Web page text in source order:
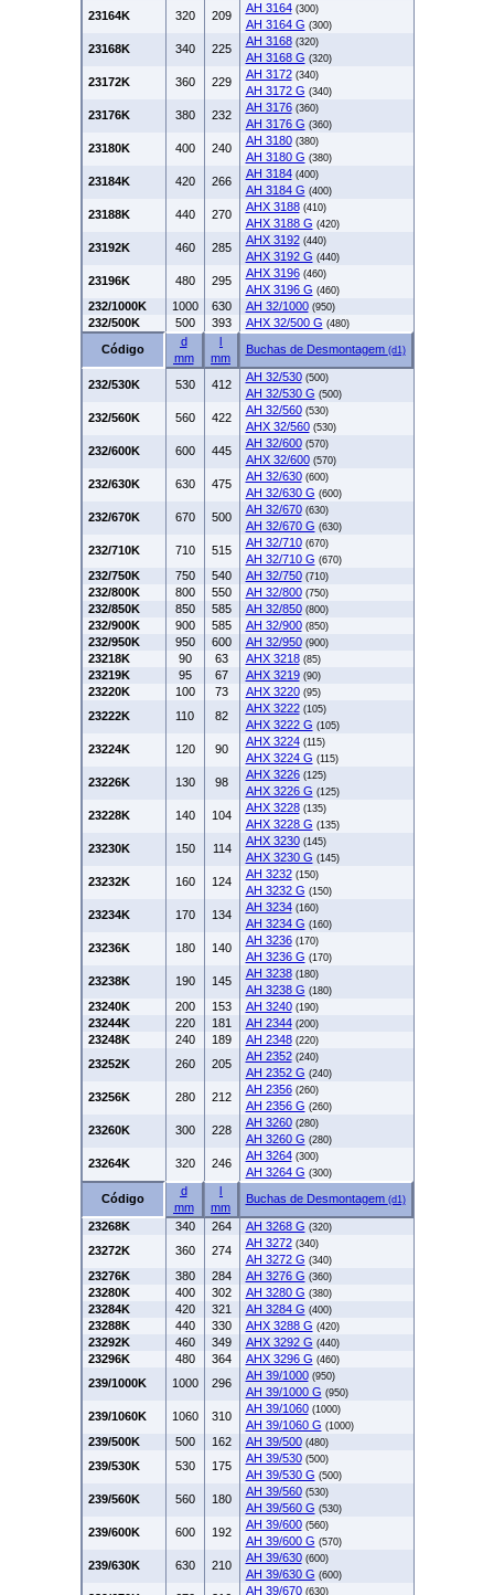
23164K 320 209
AH 3164 (300)
AH 3164 G (300)
23168K 340 225
AH 3168 (320)
AH 3168 G (320)
23172K 360 229
AH 3172 (340)
AH 3172 G (340)
23176K 380 232
AH 3176 (360)
AH 3176 G (360)
23180K 400 240
AH 3180 (380)
AH 3180 G (380)
23184K 420 266
AH 3184 (400)
AH 3184 G (400)
23188K 440 270
AHX 3188 (410)
AHX 3188 G (420)
23192K 460 285
AHX 3192 (440)
AHX 3192 G (440)
23196K 480 295
AHX 3196 (460)
AHX 3196 G (460)
232/1000K 1000 630 AH 32/1000 (950)
232/500K 500 393 AHX 32/500 G (480)
Código
d
mm
l
mm
Buchas de Desmontagem (d1)
232/530K 530 412
AH 32/530 (500)
AH 32/530 G (500)
232/560K 560 422
AH 32/560 (530)
AHX 32/560 (530)
232/600K 600 445
AH 32/600 (570)
AHX 32/600 (570)
232/630K 630 475
AH 32/630 (600)
AH 32/630 G (600)
232/670K 670 500
AH 32/670 (630)
AH 32/670 G (630)
232/710K 710 515
AH 32/710 (670)
AH 32/710 G (670)
232/750K 750 540 AH 32/750 (710)
232/800K 800 550 AH 32/800 (750)
232/850K 850 585 AH 32/850 (800)
232/900K 900 585 AH 32/900 (850)
232/950K 950 600 AH 32/950 (900)
23218K 90 63 AHX 3218 (85)
23219K 95 67 AHX 3219 (90)
23220K 100 73 AHX 3220 (95)
23222K 110 82
AHX 3222 (105)
AHX 3222 G (105)
23224K 120 90
AHX 3224 (115)
AHX 3224 G (115)
23226K 130 98
AHX 3226 (125)
AHX 3226 G (125)
23228K 140 104
AHX 3228 (135)
AHX 3228 G (135)
23230K 150 114
AHX 3230 (145)
AHX 3230 G (145)
23232K 160 124
AH 3232 (150)
AH 3232 G (150)
23234K 170 134
AH 3234 (160)
AH 3234 G (160)
23236K 180 140
AH 3236 (170)
AH 3236 G (170)
23238K 190 145
AH 3238 (180)
AH 3238 G (180)
23240K 200 153 AH 3240 (190)
23244K 220 181 AH 2344 (200)
23248K 240 189 AH 2348 (220)
23252K 260 205
AH 2352 (240)
AH 2352 G (240)
23256K 280 212
AH 2356 (260)
AH 2356 G (260)
23260K 300 228
AH 3260 (280)
AH 3260 G (280)
23264K 320 246
AH 3264 (300)
AH 3264 G (300)
Código
d
mm
l
mm
Buchas de Desmontagem (d1)
23268K 340 264 AH 3268 G (320)
23272K 360 274
AH 3272 (340)
AH 3272 G (340)
23276K 380 284 AH 3276 G (360)
23280K 400 302 AH 3280 G (380)
23284K 420 321 AH 3284 G (400)
23288K 440 330 AHX 3288 G (420)
23292K 460 349 AHX 3292 G (440)
23296K 480 364 AHX 3296 G (460)
239/1000K 1000 296
AH 39/1000 (950)
AH 39/1000 G (950)
239/1060K 1060 310
AH 39/1060 (1000)
AH 39/1060 G (1000)
239/500K 500 162 AH 39/500 (480)
239/530K 530 175
AH 39/530 (500)
AH 39/530 G (500)
239/560K 560 180
AH 39/560 (530)
AH 39/560 G (530)
239/600K 600 192
AH 39/600 (560)
AH 39/600 G (570)
239/630K 630 210
AH 39/630 (600)
AH 39/630 G (600)
AH 39/670 (630)